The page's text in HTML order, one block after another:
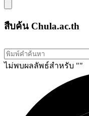
สืบค้น Chula.ac.th
ไม่พบผลลัพธ์สำหรับ ""